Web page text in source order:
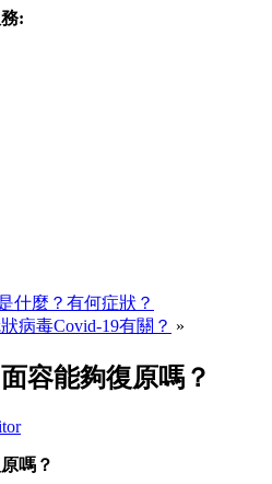
:
什麼？有何症狀？
病毒Covid-19有關？ »
容能夠復原嗎？
嗎？